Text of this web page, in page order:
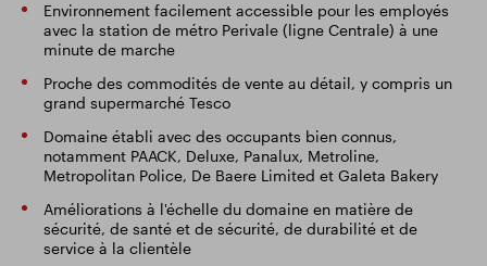
Environnement facilement accessible pour les employés
avec la station de métro Perivale (ligne Centrale) à une
minute de marche
Proche des commodités de vente au détail, y compris un
grand supermarché Tesco
Domaine établi avec des occupants bien connus,
notamment PAACK, Deluxe, Panalux, Metroline,
Metropolitan Police, De Baere Limited et Galeta Bakery
Améliorations à l'échelle du domaine en matière de
sécurité, de santé et de sécurité, de durabilité et de
service à la clientèle